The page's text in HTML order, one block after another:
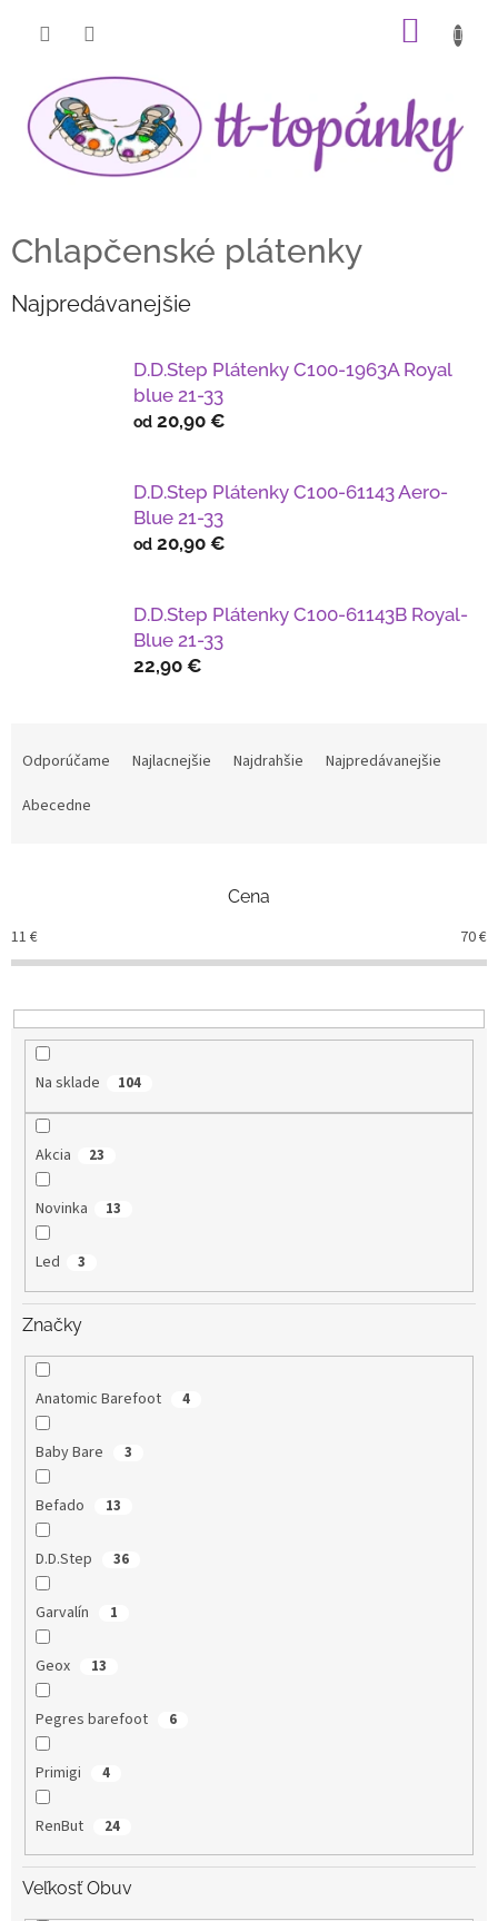
Chlapčenské plátenky
Najpredávanejšie
D.D.Step Plátenky C100-1963A Royal
blue 21-33
od 20,90 €
D.D.Step Plátenky C100-61143 Aero-
Blue 21-33
od 20,90 €
D.D.Step Plátenky C100-61143B Royal-
Blue 21-33
22,90 €
e
r
o
u
k
Odporúčame Najlacnejšie Najdrahšie
Najpredávanejšie
Abecedne
Cena
11 € 70€
Na sklade 104
Akcia 23
Novinka 13
Led 3
Značky
Anatomic Barefoot 4
Baby Bare 3
Befado 13
D.D.Step 36
Garvalín 1
Geox 13
Pegres barefoot 6
Primigi 4
RenBut 24
Veľkosť Obuv